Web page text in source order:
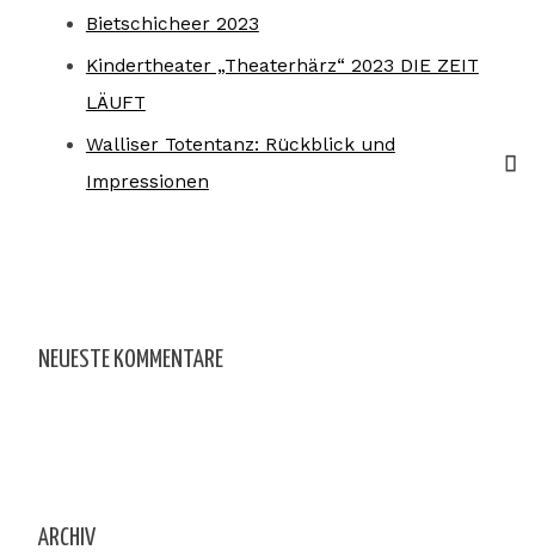
Bietschicheer 2023
Kindertheater „Theaterhärz“ 2023 DIE ZEIT
LÄUFT
Walliser Totentanz: Rückblick und
Impressionen
NEUESTE KOMMENTARE
ARCHIV